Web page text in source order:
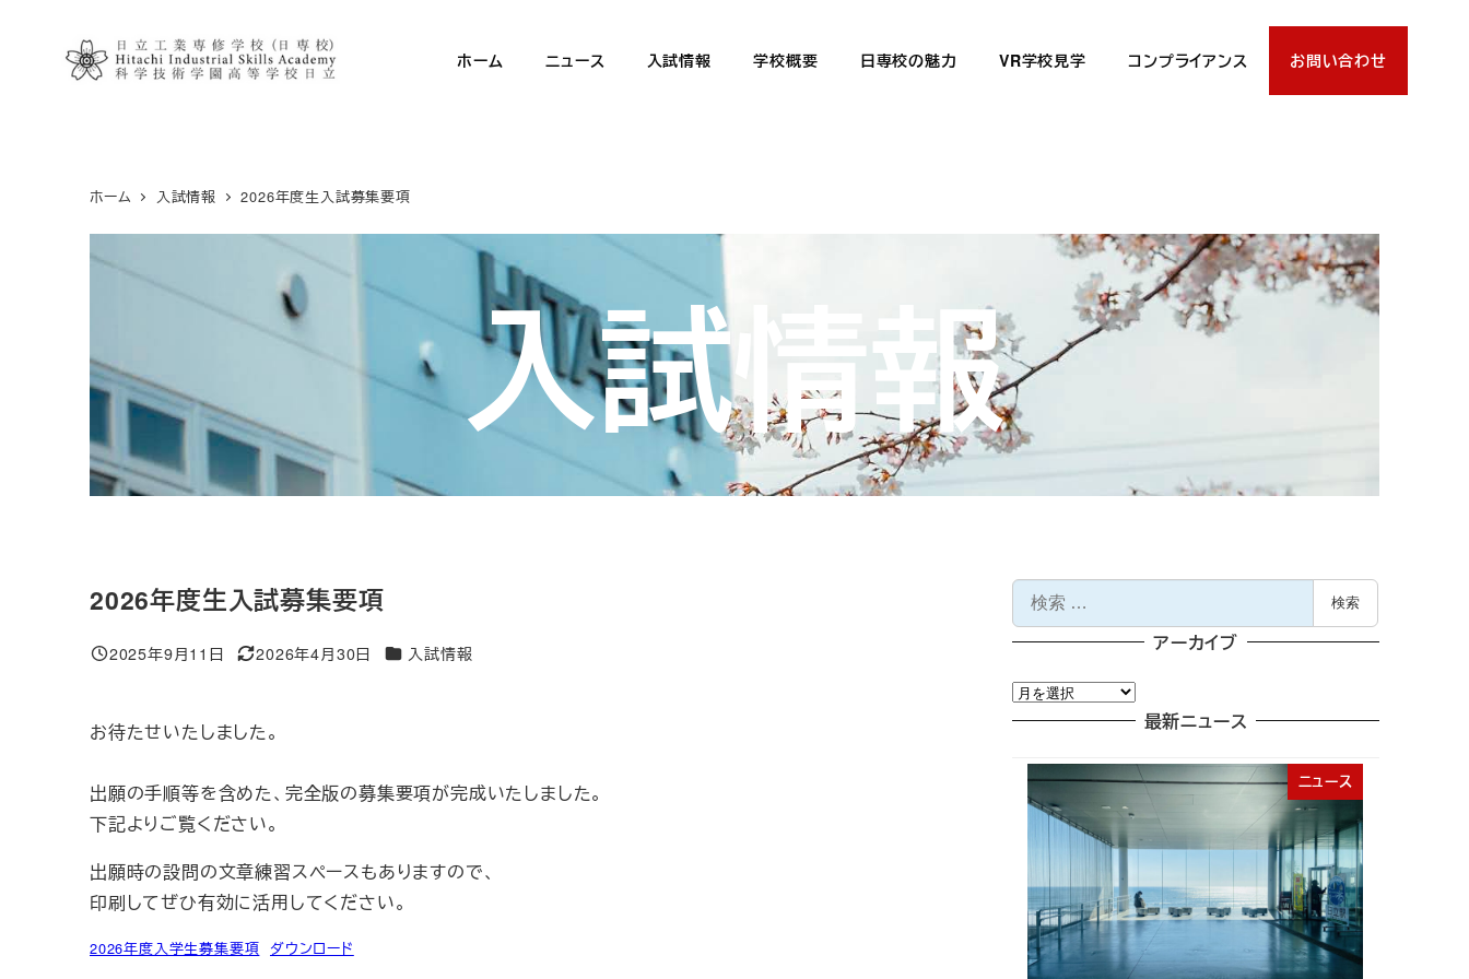
ホーム ニュース 入試情報 学校概要 日専校の魅力 VR学校見学 コンプライアンス お問い合わせ
ホーム 入試情報 2026年度生入試募集要項
入試情報
2026年度生入試募集要項
投稿日
2025年9月11日
更新日
2026年4月30日 カテゴリー
入試情報
お待たせいたしました。
出願の手順等を含めた、完全版の募集要項が完成いたしました。
下記よりご覧ください。
出願時の設問の文章練習スペースもありますので、
印刷してぜひ有効に活用してください。
2026年度入学生募集要項 ダウンロード
検
索
検索
アーカイブ
ア
ー
最新ニュース
ニュース